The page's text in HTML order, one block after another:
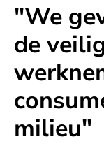
"We
de
milieu"